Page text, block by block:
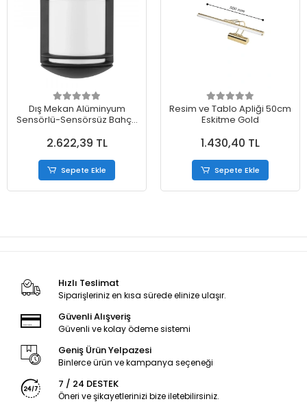
Dış Mekan Alüminyum
Sensörlü-Sensörsüz Bahçe
2.622,39 TL
Sepete Ekle
Resim ve Tablo Apliği 50cm
Eskitme Gold
1.430,40 TL
Sepete Ekle
Hızlı Teslimat
Siparişleriniz en kısa sürede elinize ulaşır.
Güvenli Alışveriş
Güvenli ve kolay ödeme sistemi
Geniş Ürün Yelpazesi
Binlerce ürün ve kampanya seçeneği
7 / 24 DESTEK
Öneri ve şikayetlerinizi bize iletebilirsiniz.